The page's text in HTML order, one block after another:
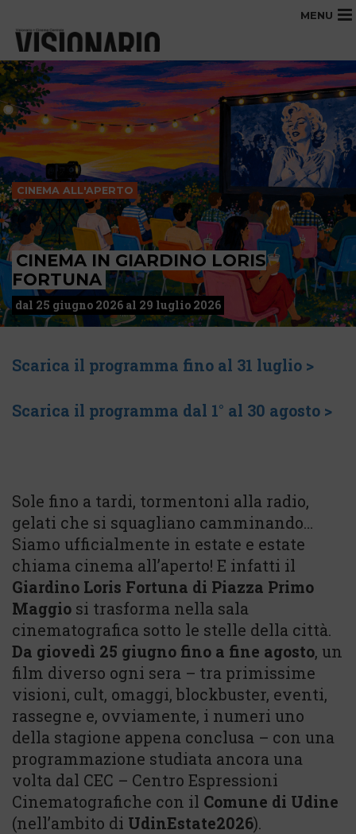
MENU
CINEMA ALL'APERTO
CINEMA IN GIARDINO LORIS
FORTUNA
dal 25 giugno 2026 al 29 luglio 2026
Scarica il programma fino al 31 luglio >
Scarica il programma dal 1° al 30 agosto >
Sole fino a tardi, tormentoni alla radio,
gelati che si squagliano camminando…
Siamo ufficialmente in estate e estate
chiama cinema all’aperto! E infatti il
Giardino Loris Fortuna di Piazza Primo
Maggio si trasforma nella sala
cinematografica sotto le stelle della città.
Da giovedì 25 giugno fino a fine agosto, un
film diverso ogni sera – tra primissime
visioni, cult, omaggi, blockbuster, eventi,
rassegne e, ovviamente, i numeri uno
della stagione appena conclusa – con una
programmazione studiata ancora una
volta dal CEC – Centro Espressioni
Cinematografiche con il Comune di Udine
(nell’ambito di UdinEstate2026).